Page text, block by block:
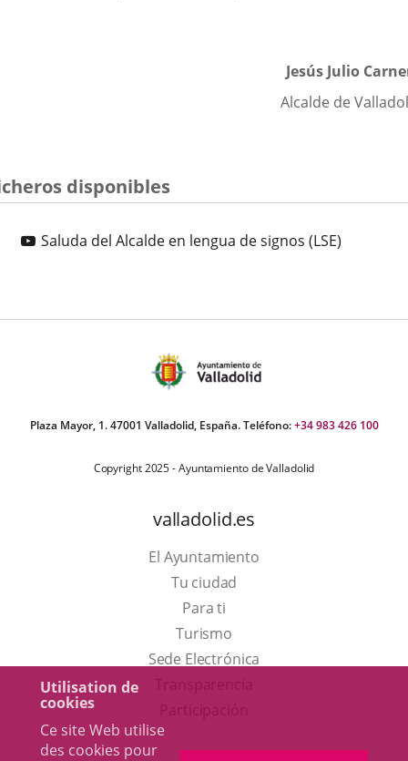
Utilisation de
cookies
Ce site Web utilise
des cookies pour
Jesús Julio
Alcalde de
vidéo
del
de
(LSE)
disponibles
Saluda del Alcalde en lengua de signos (LSE)Enlace
externa.
Plaza Mayor, 1. 47001 Valladolid, España. Teléfono:+34 983 426 100
Copyright 2025 - Ayuntamiento de Valladolid
valladolid.es
El Ayuntamiento
Tu ciudad
Para ti
TurismoEste
enlace
Sede Electrónica